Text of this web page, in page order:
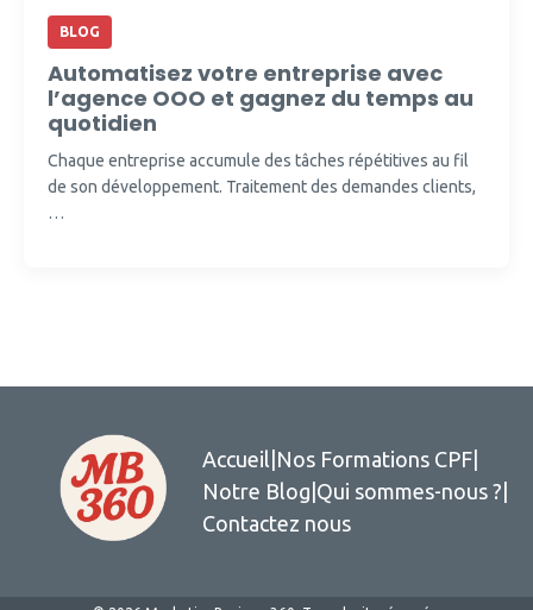
BLOG
Automatisez votre entreprise avec
l’agence OOO et gagnez du temps au
quotidien
Chaque entreprise accumule des tâches répétitives au fil
de son développement. Traitement des demandes clients,
…
Accueil Nos Formations CPF
Notre Blog Qui sommes-nous ?
Contactez nous